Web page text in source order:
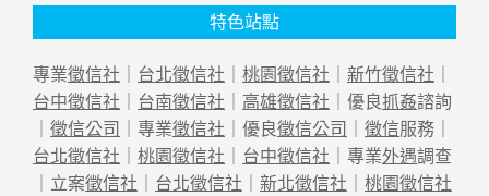
特色站點
專業徵信社 ｜ 台北徵信社 ｜ 桃園徵信社 ｜ 新竹徵信社 ｜
台中徵信社 ｜ 台南徵信社 ｜ 高雄徵信社 ｜優良抓姦諮詢
｜ 徵信公司 ｜專業徵信社 ｜優良徵信公司 ｜ 徵信服務｜
台北徵信社 ｜ 桃園徵信社 ｜ 台中徵信社 ｜專業外遇調查
｜立案徵信社 ｜ 台北徵信社 ｜ 新北徵信社 ｜ 桃園徵信社